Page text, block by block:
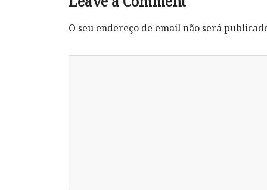
O seu endereço de email não será